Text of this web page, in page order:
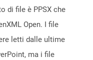
di file è PPSX che
Open. I file
letti dalle ultime
ma i file